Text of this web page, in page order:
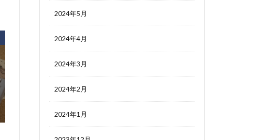
2024年5月
2024年4月
2024年3月
2024年2月
2024年1月